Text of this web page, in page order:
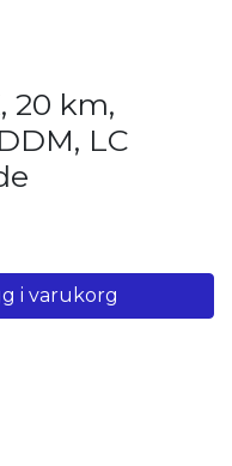
20 km,
LC
i varukorg